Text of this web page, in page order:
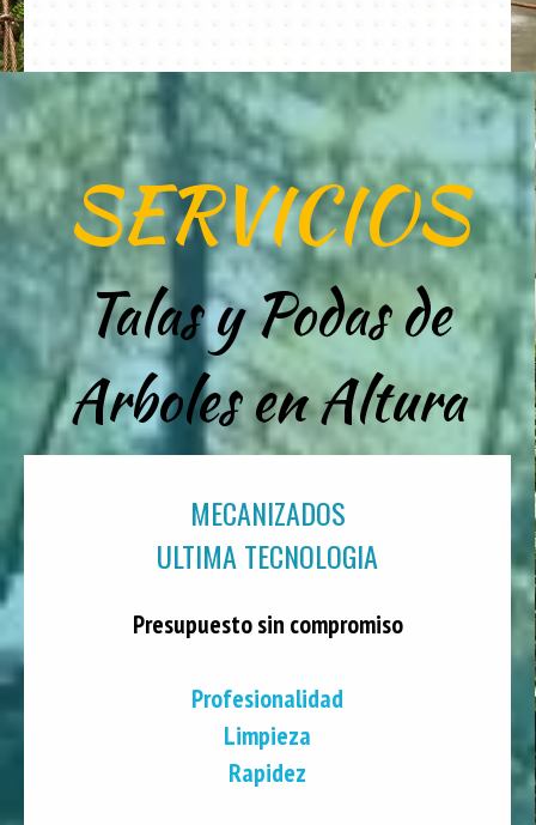
SERVICIOS
Talas y Podas de
Arboles en Altura
MECANIZADOS
ULTIMA TECNOLOGIA
Presupuesto sin compromiso
Profesionalidad
Limpieza
Rapidez